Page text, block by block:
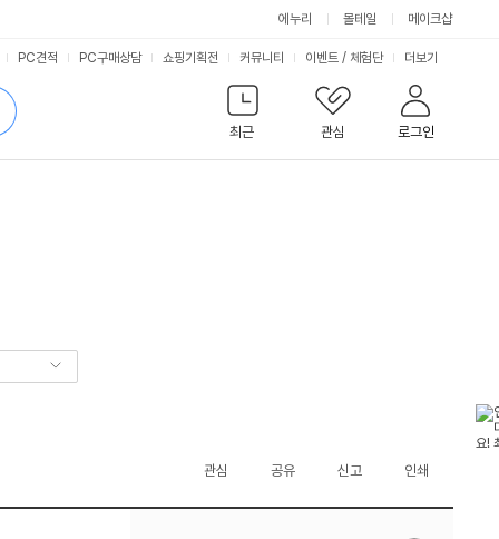
에누리 몰테일 메이크샵
최근
관심 로그인
PC견적 PC구매상담 쇼핑기획전 커뮤니티 이벤트 / 체험단 서
비
스
더보기
관심 공유 신고 인쇄